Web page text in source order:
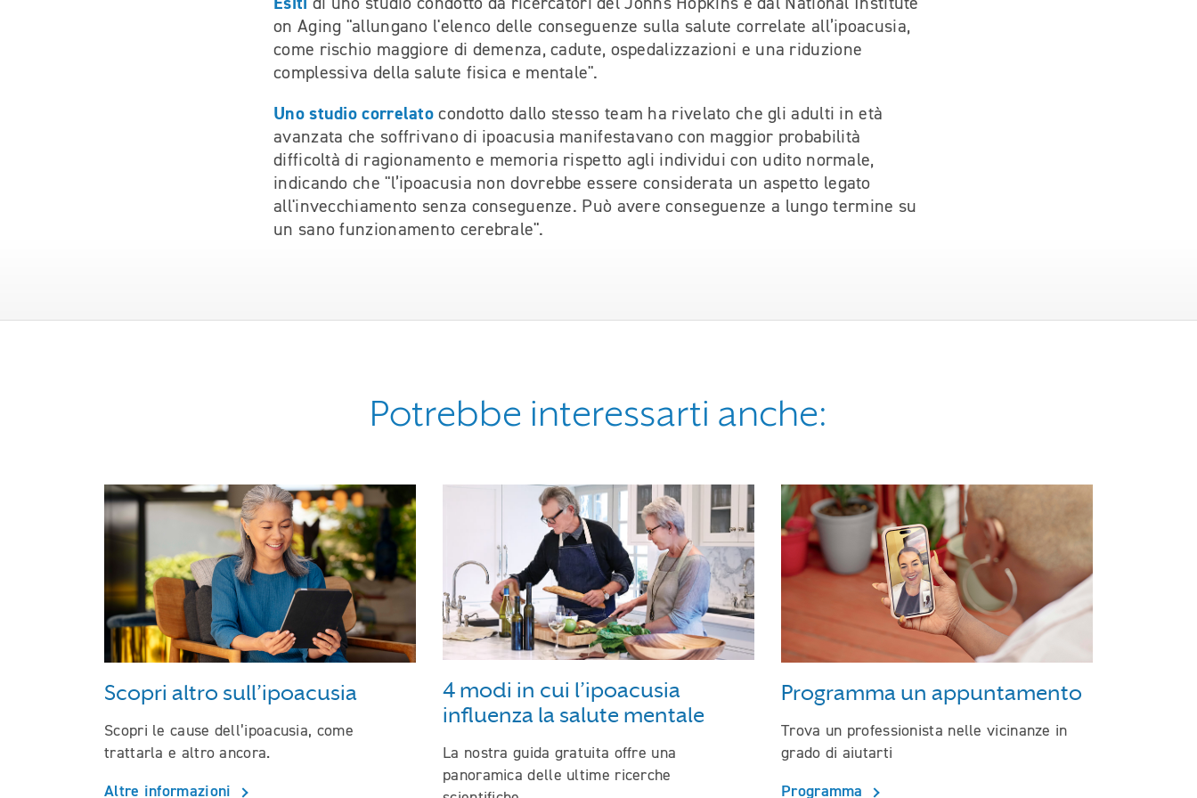
on Aging "allungano l'elenco delle conseguenze sulla salute correlate all’ipoacusia,
come rischio maggiore di demenza, cadute, ospedalizzazioni e una riduzione
complessiva della salute fisica e mentale".
Uno studio correlato condotto dallo stesso team ha rivelato che gli adulti in età
avanzata che soffrivano di ipoacusia manifestavano con maggior probabilità
difficoltà di ragionamento e memoria rispetto agli individui con udito normale,
indicando che "l’ipoacusia non dovrebbe essere considerata un aspetto legato
all'invecchiamento senza conseguenze. Può avere conseguenze a lungo termine su
un sano funzionamento cerebrale".
Potrebbe interessarti anche:
Scopri altro sull’ipoacusia
Scopri le cause dell’ipoacusia, come
trattarla e altro ancora.
Altre informazioni
4 modi in cui l’ipoacusia
influenza la salute mentale
La nostra guida gratuita offre una
panoramica delle ultime ricerche
Programma un appuntamento
Trova un professionista nelle vicinanze in
grado di aiutarti
Programma